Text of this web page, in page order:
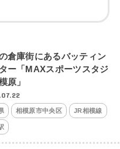
倉庫街にあるバッティン
ー「MAXスポーツスタジ
原」
相模原市中央区 JR相模線